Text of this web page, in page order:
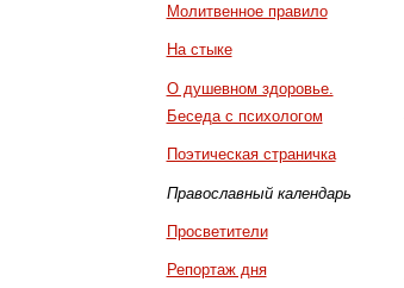
Молитвенное правило
На стыке
О душевном здоровье.
Беседа с психологом
Поэтическая страничка
Православный календарь
Просветители
Репортаж дня